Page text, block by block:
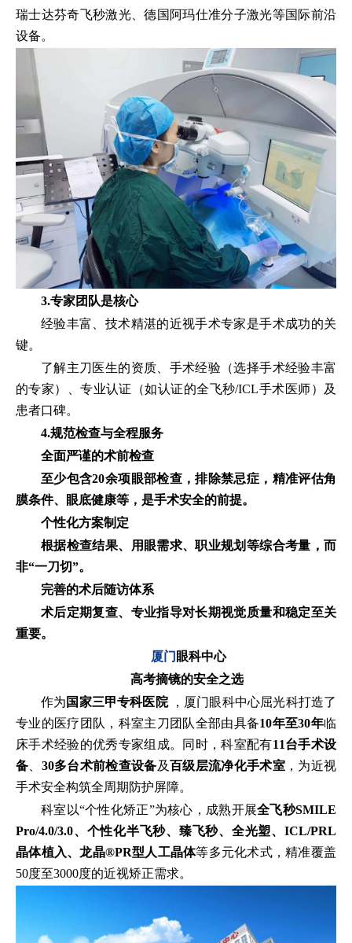
瑞士达芬奇飞秒激光、德国阿玛仕准分子激光等国际前沿
设备。
3.专家团队是核心
经验丰富、技术精湛的近视手术专家是手术成功的关
键。
了解主刀医生的资质、手术经验（选择手术经验丰富
的专家）、专业认证（如认证的全飞秒/ICL手术医师）及
患者口碑。
4.规范检查与全程服务
全面严谨的术前检查
至少包含20余项眼部检查，排除禁忌症，精准评估角
膜条件、眼底健康等，是手术安全的前提。
个性化方案制定
根据检查结果、用眼需求、职业规划等综合考量，而
非“一刀切”。
完善的术后随访体系
术后定期复查、专业指导对长期视觉质量和稳定至关
重要。
厦门 眼科中心
高考摘镜的安全之选
作为 国家三甲专科医院 ，厦门眼科中心屈光科打造了
专业的医疗团队，科室主刀团队全部由具备10年至30年临
床手术经验的优秀专家组成。同时，科室配有11台手术设
备
30多台术前检查设备及百级层流净化手术室 ，为近视
手术安全构筑全周期防护屏障。
科室以“个性化矫正”为核心，成熟开展全飞秒SMILE
Pro/4.0/3.0、 个性化半飞秒、臻飞秒、全光塑、ICL/PRL
晶体植入、龙晶®PR型人工晶体等多元化术式，精准覆盖
50度至3000度的近视矫正需求。